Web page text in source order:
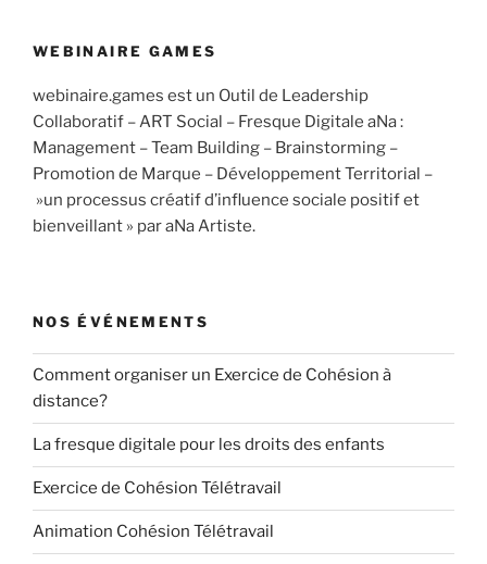
WEBINAIRE GAMES
webinaire.games est un Outil de Leadership
Collaboratif – ART Social – Fresque Digitale aNa :
Management – Team Building – Brainstorming –
Promotion de Marque – Développement Territorial –
»un processus créatif d’influence sociale positif et
bienveillant » par aNa Artiste.
NOS ÉVÉNEMENTS
Comment organiser un Exercice de Cohésion à
distance?
La fresque digitale pour les droits des enfants
Exercice de Cohésion Télétravail
Animation Cohésion Télétravail